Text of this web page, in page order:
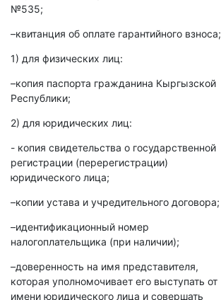
№535;
–квитанция об оплате гарантийного взноса;
1) для физических лиц:
–копия паспорта гражданина Кыргызской
Республики;
2) для юридических лиц:
- копия свидетельства о государственной
регистрации (перерегистрации)
юридического лица;
–копии устава и учредительного договора;
–идентификационный номер
налогоплательщика (при наличии);
–доверенность на имя представителя,
которая уполномочивает его выступать от
имени юридического лица и совершать